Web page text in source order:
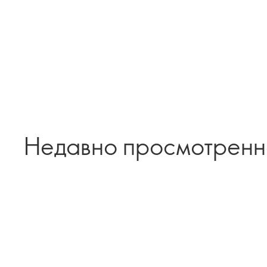
Недавно